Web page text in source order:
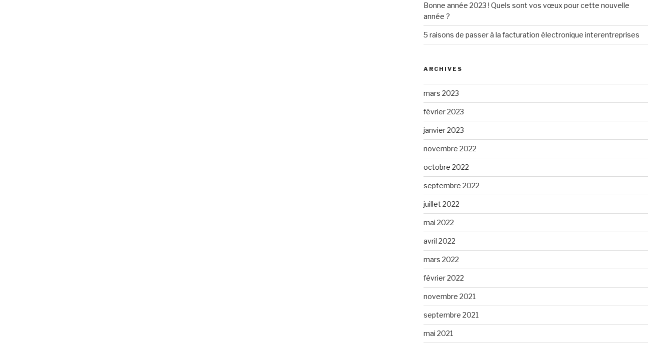
Bonne année 2023 ! Quels sont vos vœux pour cette nouvelle
année ?
5 raisons de passer à la facturation électronique interentreprises
ARCHIVES
mars 2023
février 2023
janvier 2023
novembre 2022
octobre 2022
septembre 2022
juillet 2022
mai 2022
avril 2022
mars 2022
février 2022
novembre 2021
septembre 2021
mai 2021